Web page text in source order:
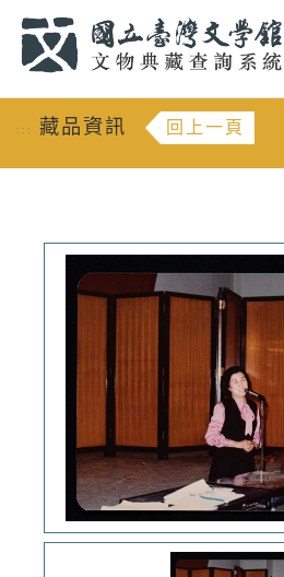
::: 藏品資訊 回上一頁